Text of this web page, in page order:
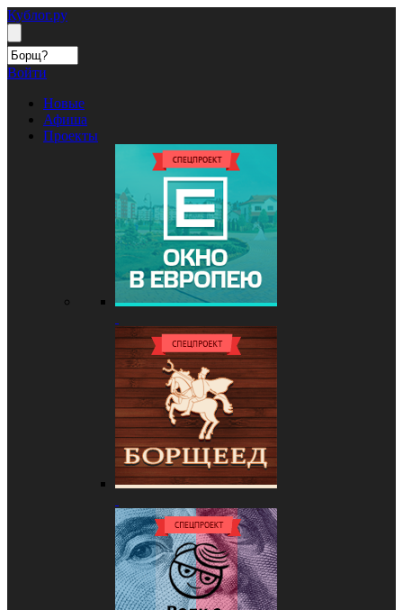
Кублог.ру
Войти
Новые
Афиша
Проекты